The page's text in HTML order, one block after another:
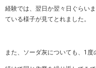
経験では、翌日か翌々日ぐらい
ている様子が見てとれました。
また、ソーダ灰についても、1